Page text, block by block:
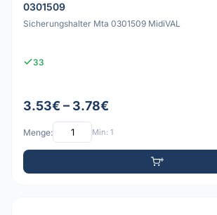
0301509
Sicherungshalter Mta 0301509 MidiVAL
33
3.53€ – 3.78€
Menge: Min: 1